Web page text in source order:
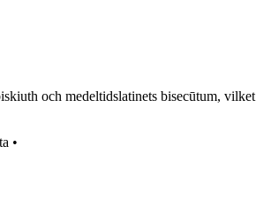
och medeltidslatinets bisecūtum,
•